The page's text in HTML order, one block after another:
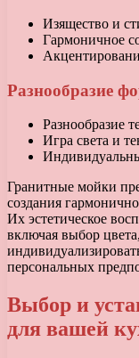
Изящество и
Гармоничное
Разнообразие
Разнообразие
Игра света и
Гранитные мойки
создания
Их эстетическое
включая выбор
персональных
Выбор и
для вашей